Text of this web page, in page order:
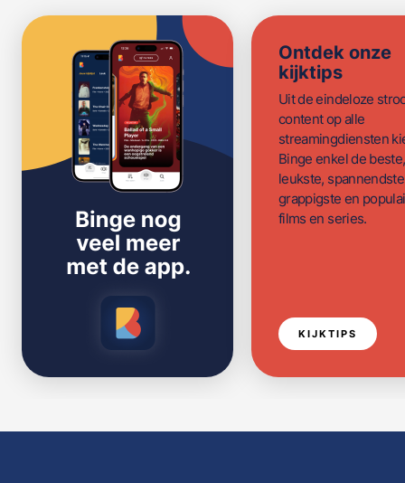
Ontdek onze
kijktips
Uit de eindeloze
content op alle
streamingdiensten
Binge enkel de beste,
leukste,
grappigste en
films en series.
KIJKTIPS